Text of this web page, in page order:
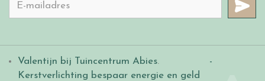
Valentijn bij Tuincentrum Abies.
-
Kerstverlichting bespaar energie en geld